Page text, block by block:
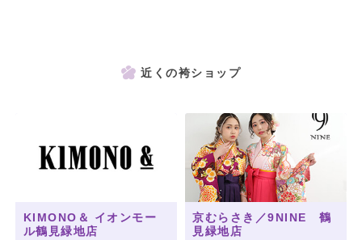
近くの袴ショップ
KIMONO＆ イオンモー
ル鶴見緑地店
京むらさき／9NINE 鶴
見緑地店